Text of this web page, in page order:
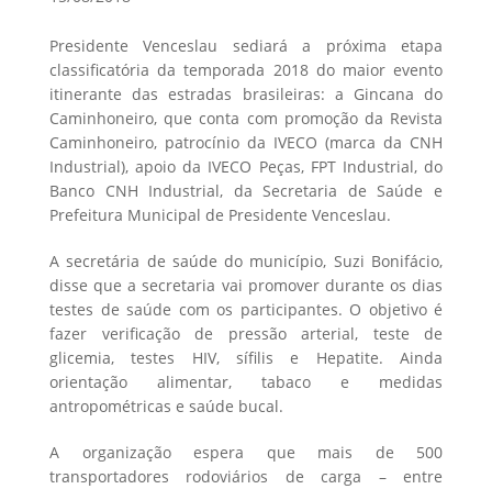
Presidente Venceslau sediará a próxima etapa
classificatória da temporada 2018 do maior evento
itinerante das estradas brasileiras: a Gincana do
Caminhoneiro, que conta com promoção da Revista
Caminhoneiro, patrocínio da IVECO (marca da CNH
Industrial), apoio da IVECO Peças, FPT Industrial, do
Banco CNH Industrial, da Secretaria de Saúde e
Prefeitura Municipal de Presidente Venceslau.
A secretária de saúde do município, Suzi Bonifácio,
disse que a secretaria vai promover durante os dias
testes de saúde com os participantes. O objetivo é
fazer verificação de pressão arterial, teste de
glicemia, testes HIV, sífilis e Hepatite. Ainda
orientação alimentar, tabaco e medidas
antropométricas e saúde bucal.
A organização espera que mais de 500
transportadores rodoviários de carga – entre